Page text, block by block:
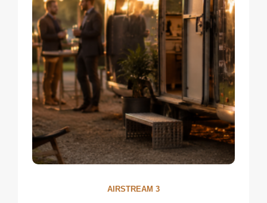
AIRSTREAM 3